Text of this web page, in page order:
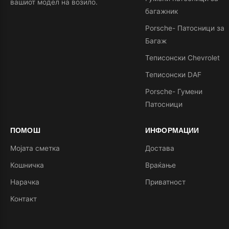
вашиот модел на возило.
багажник
Porsche- Патосници за
Багаж
Теписонски Chevrolet
Теписонски DAF
Porsche- Гумени
Патосници
ПОМОШ
Мојата сметка
Кошничка
Нарачка
Контакт
ИНФОРМАЦИИ
Достава
Враќање
Приватност